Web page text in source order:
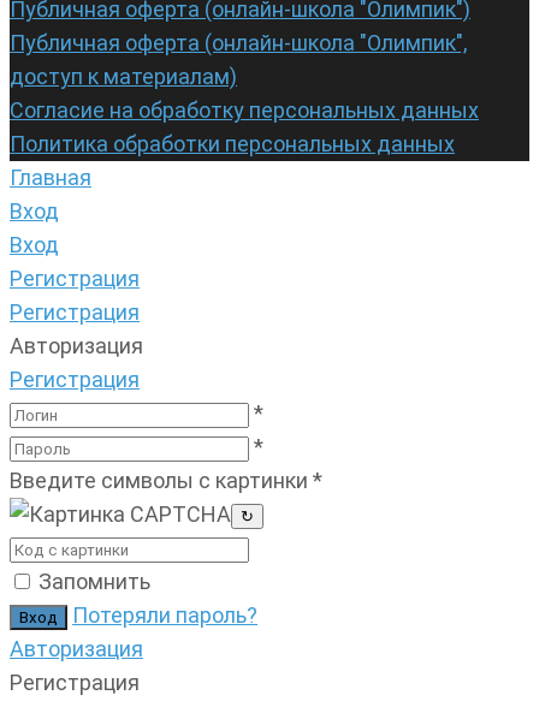
Публичная оферта (онлайн-школа "Олимпик")
Публичная оферта (онлайн-школа "Олимпик",
доступ к материалам)
Согласие на обработку персональных данных
Политика обработки персональных данных
Главная
Вход
Вход
Регистрация
Регистрация
Авторизация
Регистрация
*
*
Введите символы с картинки *
↻
Запомнить
Потеряли пароль?
Авторизация
Регистрация